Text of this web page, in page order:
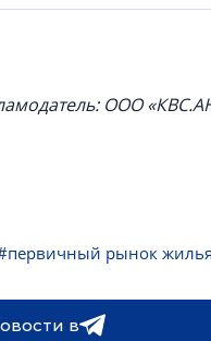
ООО
рынок жилья
в